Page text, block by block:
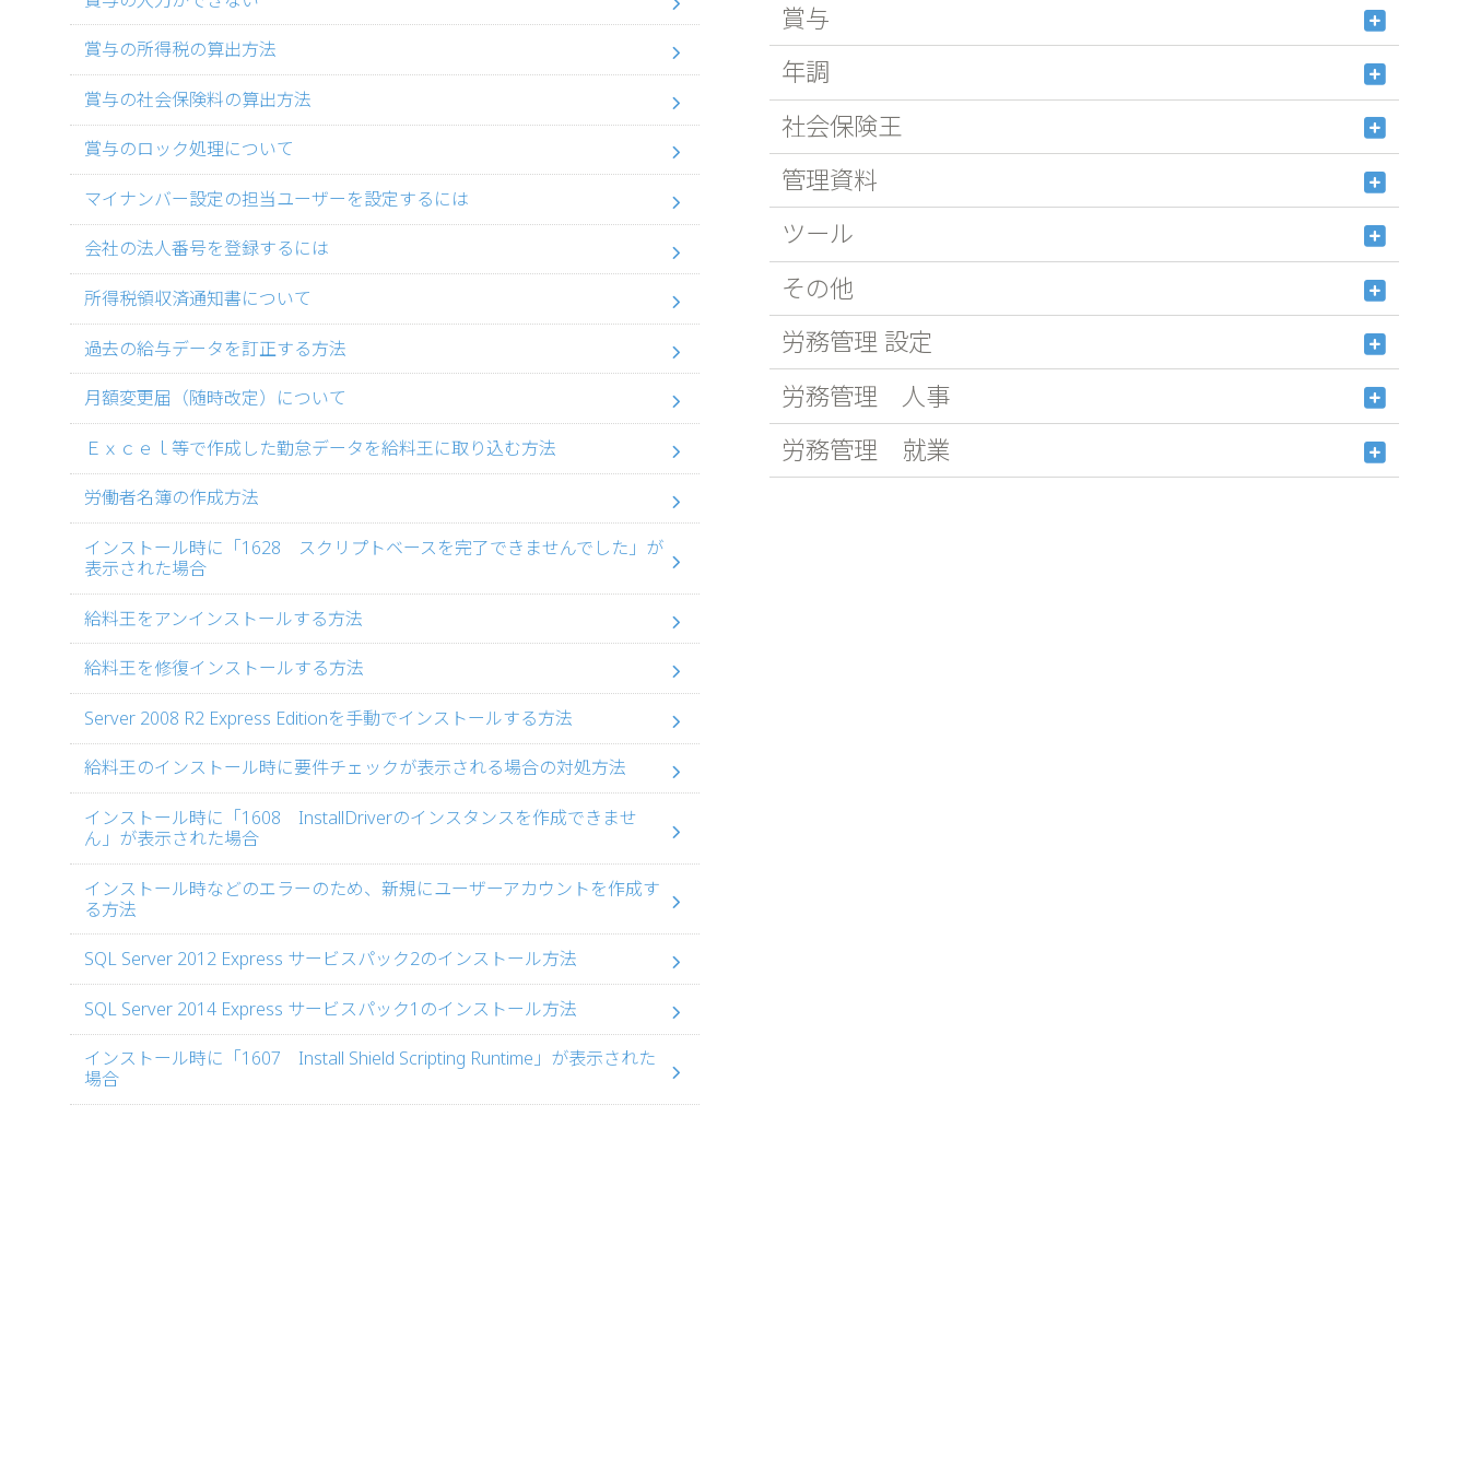
賞与の所得税の算出方法
賞与の社会保険料の算出方法
賞与のロック処理について
マイナンバー設定の担当ユーザーを設定するには
会社の法人番号を登録するには
所得税領収済通知書について
過去の給与データを訂正する方法
月額変更届（随時改定）について
Ｅｘｃｅｌ等で作成した勤怠データを給料王に取り込む方法
労働者名簿の作成方法
インストール時に「1628 スクリプトベースを完了できませんでした」が
表示された場合
給料王をアンインストールする方法
給料王を修復インストールする方法
Server 2008 R2 Express Editionを手動でインストールする方法
給料王のインストール時に要件チェックが表示される場合の対処方法
インストール時に「1608 InstallDriverのインスタンスを作成できませ
ん」が表示された場合
インストール時などのエラーのため、新規にユーザーアカウントを作成す
る方法
SQL Server 2012 Express サービスパック2のインストール方法
SQL Server 2014 Express サービスパック1のインストール方法
インストール時に「1607 Install Shield Scripting Runtime」が表示された
場合
賞与
年調
社会保険王
管理資料
ツール
その他
労務管理 設定
労務管理 人事
労務管理 就業